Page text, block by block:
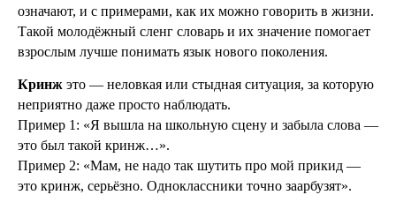
означают, и с примерами, как их можно говорить в жизни.
Такой молодёжный сленг словарь и их значение помогает
взрослым лучше понимать язык нового поколения.
Кринж это — неловкая или стыдная ситуация, за которую
неприятно даже просто наблюдать.
Пример 1: «Я вышла на школьную сцену и забыла слова —
это был такой кринж…».
Пример 2: «Мам, не надо так шутить про мой прикид —
это кринж, серьёзно. Одноклассники точно заарбузят».